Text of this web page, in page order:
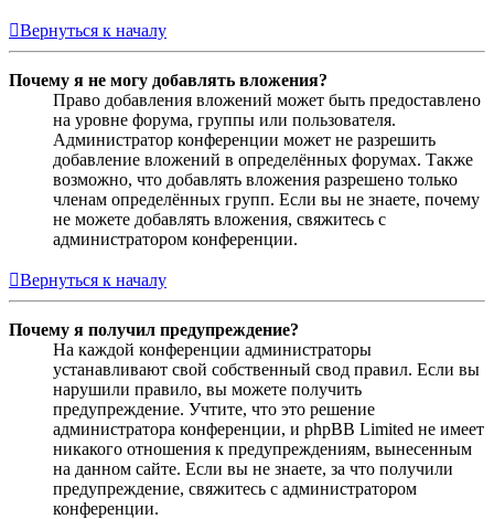
Вернуться к началу
Почему я не могу добавлять вложения?
Право добавления вложений может быть предоставлено
на уровне форума, группы или пользователя.
Администратор конференции может не разрешить
добавление вложений в определённых форумах. Также
возможно, что добавлять вложения разрешено только
членам определённых групп. Если вы не знаете, почему
не можете добавлять вложения, свяжитесь с
администратором конференции.
Вернуться к началу
Почему я получил предупреждение?
На каждой конференции администраторы
устанавливают свой собственный свод правил. Если вы
нарушили правило, вы можете получить
предупреждение. Учтите, что это решение
администратора конференции, и phpBB Limited не имеет
никакого отношения к предупреждениям, вынесенным
на данном сайте. Если вы не знаете, за что получили
предупреждение, свяжитесь с администратором
конференции.